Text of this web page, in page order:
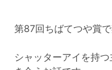
第87回ちばてつや賞
シャッターアイを持